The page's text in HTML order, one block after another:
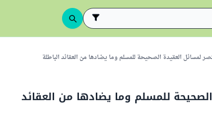
لمسائل العقيدة الصحيحة للمسلم وما يضادها من العقائد الباطلة
للمسلم وما يضادها من العقائد